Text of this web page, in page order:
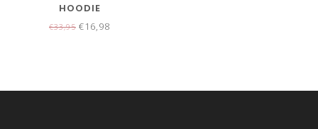
HOODIE
€33,95 €16,98